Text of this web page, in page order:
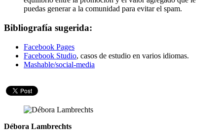
puedas generar a la comunidad para evitar el spam.
Bibliografía sugerida:
Facebook Pages
Facebook Studio, casos de estudio en varios idiomas.
Mashable/social-media
Débora Lambrechts